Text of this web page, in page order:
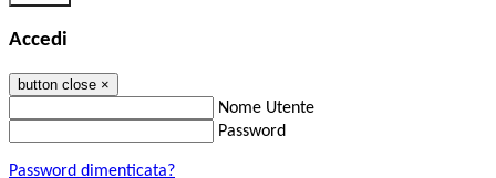
Accedi
button close ×
Nome Utente
Password
Password dimenticata?